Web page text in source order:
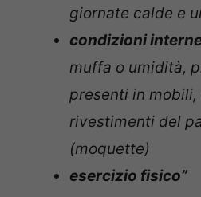
giornate calde e
condizioni
muffa o umidità,
presenti in mobili,
rivestimenti del
(moquette)
esercizio fisico”